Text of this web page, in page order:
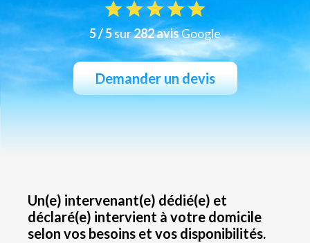
5 / 5sur282 avisGoogle
Demander un devis
Un(e) intervenant(e) dédié(e) et
déclaré(e) intervient à votre domicile
selon vos besoins et vos disponibilités.